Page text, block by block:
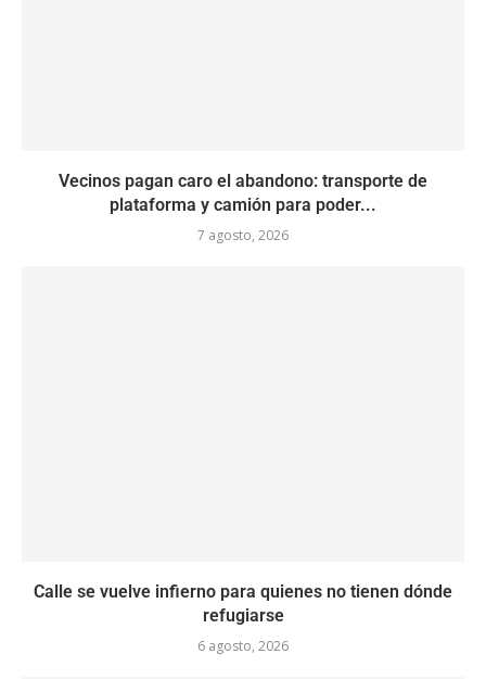
Vecinos pagan caro el abandono: transporte de
plataforma y camión para poder...
7 agosto, 2026
Calle se vuelve infierno para quienes no tienen dónde
refugiarse
6 agosto, 2026